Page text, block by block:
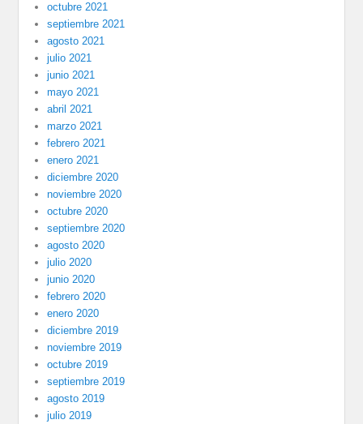
octubre 2021
septiembre 2021
agosto 2021
julio 2021
junio 2021
mayo 2021
abril 2021
marzo 2021
febrero 2021
enero 2021
diciembre 2020
noviembre 2020
octubre 2020
septiembre 2020
agosto 2020
julio 2020
junio 2020
febrero 2020
enero 2020
diciembre 2019
noviembre 2019
octubre 2019
septiembre 2019
agosto 2019
julio 2019